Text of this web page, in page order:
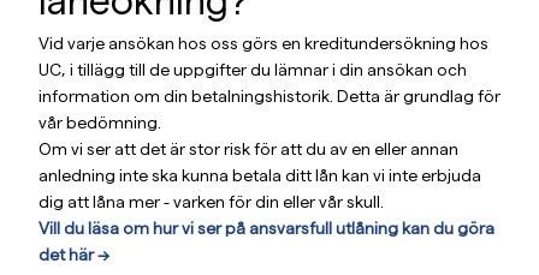
Vid varje ansökan hos oss görs en kreditundersökning hos
UC, i tillägg till de uppgifter du lämnar i din ansökan och
information om din betalningshistorik. Detta är grundlag för
vår bedömning.
Om vi ser att det är stor risk för att du av en eller annan
anledning inte ska kunna betala ditt lån kan vi inte erbjuda
dig att låna mer - varken för din eller vår skull.
Vill du läsa om hur vi ser på ansvarsfull utlåning kan du göra
det här —>